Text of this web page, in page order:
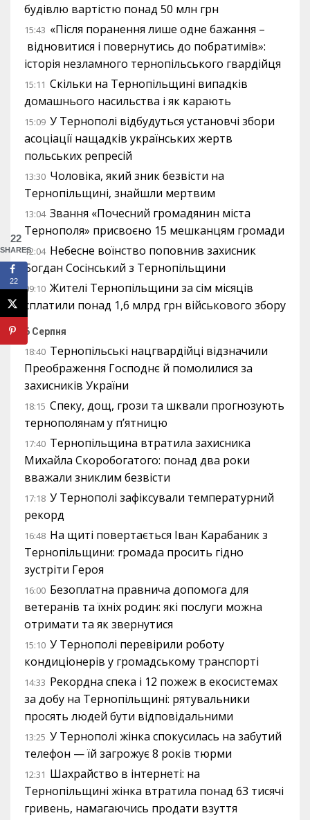
будівлю вартістю понад 50 млн грн
15:43 «Після поранення лише одне бажання –
відновитися і повернутись до побратимів»:
історія незламного тернопільського гвардійця
15:11 Скільки на Тернопільщині випадків
домашнього насильства і як карають
15:09 У Тернополі відбудуться установчі збори
асоціації нащадків українських жертв
польських репресій
13:30 Чоловіка, який зник безвісти на
Тернопільщині, знайшли мертвим
13:04 Звання «Почесний громадянин міста
Тернополя» присвоєно 15 мешканцям громади
12:04 Небесне воїнство поповнив захисник
Богдан Сосінський з Тернопільщини
09:10 Жителі Тернопільщини за сім місяців
сплатили понад 1,6 млрд грн військового збору
6 Серпня
18:40 Тернопільські нацгвардійці відзначили
Преображення Господнє й помолилися за
захисників України
18:15 Спеку, дощ, грози та шквали прогнозують
тернополянам у п’ятницю
17:40 Тернопільщина втратила захисника
Михайла Скоробогатого: понад два роки
вважали зниклим безвісти
17:18 У Тернополі зафіксували температурний
рекорд
16:48 На щиті повертається Іван Карабаник з
Тернопільщини: громада просить гідно
зустріти Героя
16:00 Безоплатна правнича допомога для
ветеранів та їхніх родин: які послуги можна
отримати та як звернутися
15:10 У Тернополі перевірили роботу
кондиціонерів у громадському транспорті
14:33 Рекордна спека і 12 пожеж в екосистемах
за добу на Тернопільщині: рятувальники
просять людей бути відповідальними
13:25 У Тернополі жінка спокусилась на забутий
телефон — їй загрожує 8 років тюрми
12:31 Шахрайство в інтернеті: на
Тернопільщині жінка втратила понад 63 тисячі
гривень, намагаючись продати взуття
22
SHARES
22